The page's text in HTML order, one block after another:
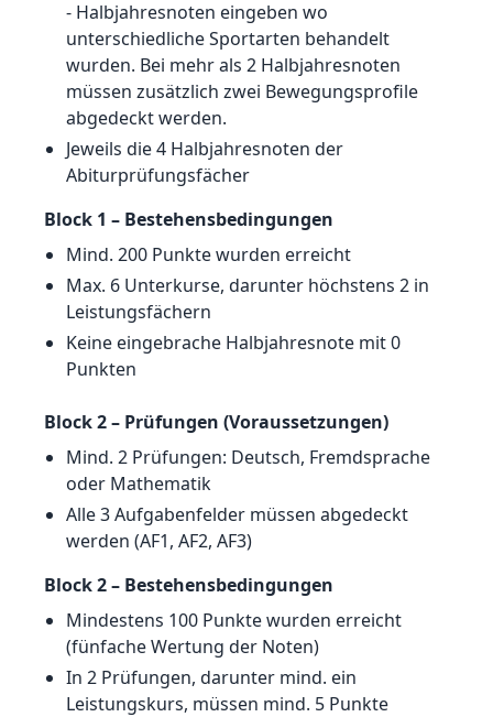
- Halbjahresnoten eingeben wo
unterschiedliche Sportarten behandelt
wurden. Bei mehr als 2 Halbjahresnoten
müssen zusätzlich zwei Bewegungsprofile
abgedeckt werden.
Jeweils die 4 Halbjahresnoten der
Abiturprüfungsfächer
Block 1 – Bestehensbedingungen
Mind. 200 Punkte wurden erreicht
Max. 6 Unterkurse, darunter höchstens 2 in
Leistungsfächern
Keine eingebrache Halbjahresnote mit 0
Punkten
Block 2 – Prüfungen (Voraussetzungen)
Mind. 2 Prüfungen: Deutsch, Fremdsprache
oder Mathematik
Alle 3 Aufgabenfelder müssen abgedeckt
werden (AF1, AF2, AF3)
Block 2 – Bestehensbedingungen
Mindestens 100 Punkte wurden erreicht
(fünfache Wertung der Noten)
In 2 Prüfungen, darunter mind. ein
Leistungskurs, müssen mind. 5 Punkte